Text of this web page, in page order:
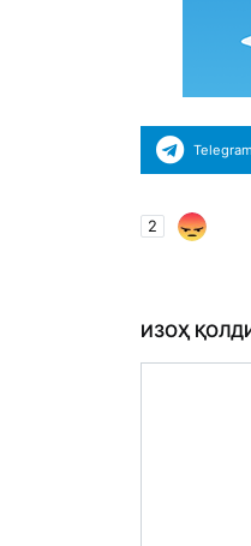
Telegram
2
ИЗОҲ